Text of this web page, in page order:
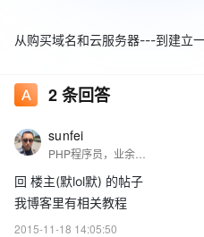
从购买域名和云服务器---到建立
2条回答
sunfei
回 楼主(默lol默) 的帖子
我博客里有相关教程
2015-11-18 14:05:50